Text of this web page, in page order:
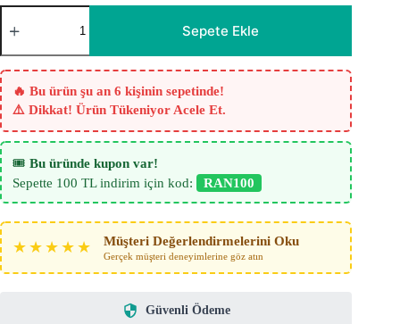
Diamond
Katyonik
Fon
Perde
-
Mint
Mavisi
adet
Sepete Ekle
🔥 Bu ürün şu an 6 kişinin sepetinde!
⚠️ Dikkat! Ürün Tükeniyor Acele Et.
🎟️ Bu üründe kupon var!
Sepette 100 TL indirim için kod:
RAN100
★★★★★ Müşteri Değerlendirmelerini Oku
Gerçek müşteri deneyimlerine göz atın
Güvenli Ödeme